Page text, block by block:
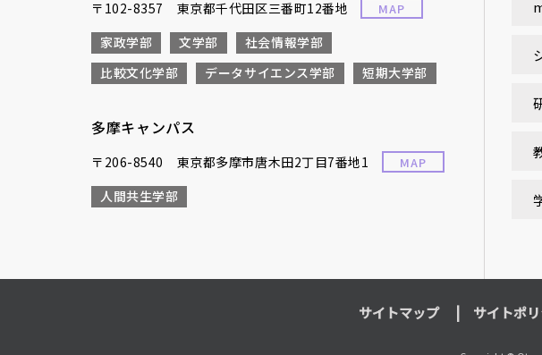
〒102-8357 東京都千代田区三番町12番地 MAP
家政学部 文学部
社会情報学部
比較文化学部
データサイエンス学部 短期大学部
多摩キャンパス
〒206-8540 東京都多摩市唐木田2丁目7番地1 MAP
人間共生学部
サイトマップ サイトポ